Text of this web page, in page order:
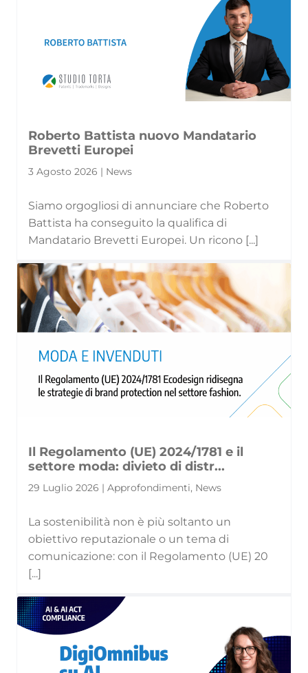
Roberto Battista nuovo Mandatario
Brevetti Europei
3 Agosto 2026 | News
Siamo orgogliosi di annunciare che Roberto
Battista ha conseguito la qualifica di
Mandatario Brevetti Europei. Un ricono [...]
Il Regolamento (UE) 2024/1781 e il
settore moda: divieto di distr...
29 Luglio 2026 | Approfondimenti, News
La sostenibilità non è più soltanto un
obiettivo reputazionale o un tema di
comunicazione: con il Regolamento (UE) 20
[...]